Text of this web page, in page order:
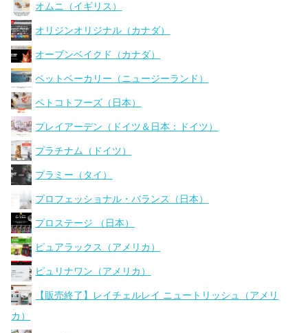
オムニ（イギリス）
オリジンオリジナル（カナダ）
オーブンベイクド（カナダ）
ペットベーカリー（ニュージーランド）
ペトコトフーズ（日本）
プレイアーデン（ドイツ＆日本：ドイツ）
プラチナム（ドイツ）
プラミー（タイ）
プロフェッショナル・バランス（日本）
プロステージ （日本）
ピュアラックス（アメリカ）
ピュリナワン（アメリカ）
【販売終了】レイチェルレイ ニュートリッシュ（アメリ
カ）